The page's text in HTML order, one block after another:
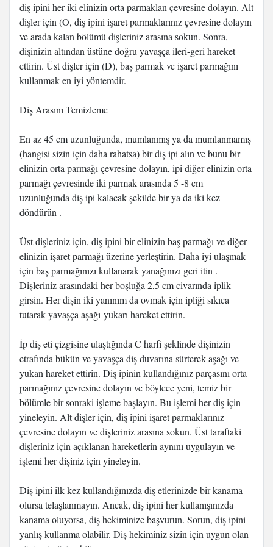
diş ipini her iki elinizin orta par­maklan çevresine dolayın. Alt
dişler için (O, diş ipini işaret parmak­larınız çevresine dolayın
ve arada kalan bölümü dişleriniz arasına sokun. Sonra,
dişinizin altından üstüne doğru yavaşça ileri-geri hareket
ettirin. Üst dişler için (D), baş par­mak ve işaret parmağını
kullanmak en iyi yön­temdir.
Diş Arasını Temizleme
En az 45 cm uzunluğunda, mumlanmış ya da mumlanmamış
(hangisi sizin için daha rahatsa) bir diş ipi alın ve bunu bir
elinizin orta parmağı çevresine dolayın, ipi diğer elinizin orta
parmağı çevresinde iki parmak arasında 5 -8 cm
uzunluğunda diş ipi kalacak şekilde bir ya da iki kez
döndürün .
Üst dişleriniz için, diş ipini bir elinizin baş parmağı ve diğer
elinizin işaret parmağı üzerine yerleştirin. Daha iyi ulaşmak
için baş parmağınızı kullanarak yanağınızı geri itin .
Dişleriniz arasındaki her boşluğa 2,5 cm civarında iplik
girsin. Her dişin iki yanınım da ovmak için ipliği sıkıca
tutarak yavaşça aşağı-yukarı hareket ettirin.
İp diş eti çizgisine ulaştığında C harfi şeklinde dişinizin
etrafında bükün ve yavaşça diş duvarına sürterek aşağı ve
yukan hareket ettirin. Diş ipinin kullandığınız parçasını orta
parmağınız çevresine dolayın ve böylece yeni, temiz bir
bölümle bir sonraki işleme başlayın. Bu işlemi her diş için
yineleyin. Alt dişler için, diş ipini işaret parmaklarınız
çevresine dolayın ve dişleriniz arasına sokun. Üst taraftaki
dişleriniz için açıklanan hareketlerin aynını uygulayın ve
işlemi her dişiniz için yineleyin.
Diş ipini ilk kez kullandığınızda diş etlerinizde bir kanama
olursa telaşlanmayın. Ancak, diş ipini her kullanışınızda
kanama oluyorsa, diş hekiminize başvurun. Sorun, diş ipini
yanlış kullanma olabilir. Diş hekiminiz sizin için uygun olan